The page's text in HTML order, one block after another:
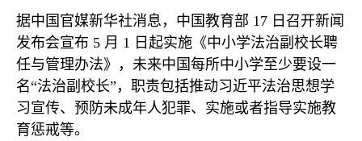
据中国官媒新华社消息，中国教育部 17 日召开新闻
发布会宣布 5 月 1 日起实施《中小学法治副校长聘
任与管理办法》，未来中国每所中小学至少要设一
名“法治副校长” ，职责包括推动习近平法治思想学
习宣传、预防未成年人犯罪、实施或者指导实施教
育惩戒等。